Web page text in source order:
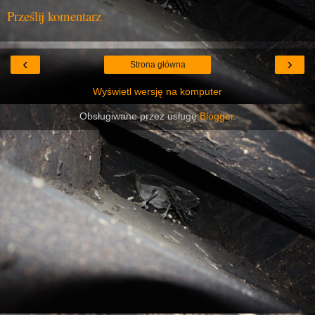
Prześlij komentarz
‹ ›
Strona główna
Wyświetl wersję na komputer
Obsługiwane przez usługęBlogger.